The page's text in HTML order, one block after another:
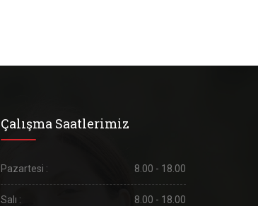
Çalışma Saatlerimiz
Pazartesi : 8.00 - 18.00
Salı : 8.00 - 18.00